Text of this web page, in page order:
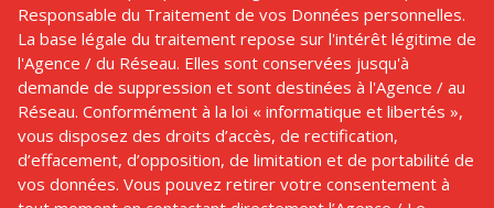
Responsable du Traitement de vos Données personnelles.
La base légale du traitement repose sur l'intérêt légitime de
l'Agence / du Réseau. Elles sont conservées jusqu'à
demande de suppression et sont destinées à l'Agence / au
Réseau. Conformément à la loi « informatique et libertés »,
vous disposez des droits d’accès, de rectification,
d’effacement, d’opposition, de limitation et de portabilité de
vos données. Vous pouvez retirer votre consentement à